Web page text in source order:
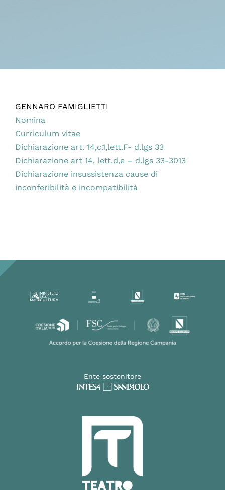
GENNARO FAMIGLIETTI
Nomina
Curriculum vitae
Dichiarazione art. 14,c.1,lett.F- d.lgs 33
Dichiarazione art 14, lett.d,e – d.lgs 33-3013
Dichiarazione insussistenza cause di
inconferibilità e incompatibilità
Ente sostenitore